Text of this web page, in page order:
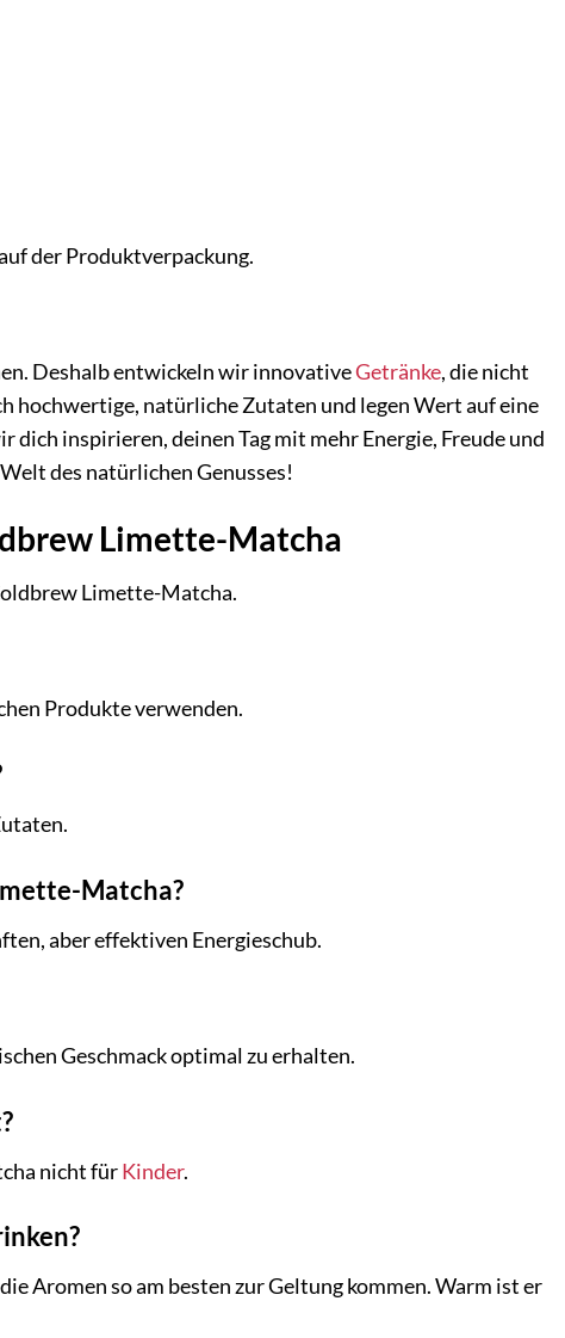
der Produktverpackung.
Deshalb entwickeln wir innovativeGetränke, die nicht
hochwertige, natürliche Zutaten und legen Wert auf eine
inspirieren, deinen Tag mit mehr Energie, Freude und
des natürlichen Genusses!
Limette-Matcha
Limette-Matcha.
Produkte verwenden.
Matcha?
aber effektiven Energieschub.
Geschmack optimal zu erhalten.
nicht fürKinder.
Aromen so am besten zur Geltung kommen. Warm ist er